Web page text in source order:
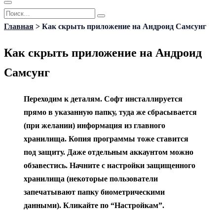
Перейти
к
Search
for:
Главная > Как скрыть приложение на Андроид Самсунг
Как скрыть приложение на Андроид
Самсунг
Переходим к деталям. Софт инсталлируется
прямо в указанную папку, туда же сбрасывается
(при желании) информация из главного
хранилища. Копия программы тоже ставится
под защиту. Даже отдельным аккаунтом можно
обзавестись. Начните с настройки защищенного
хранилища (некоторые пользователи
запечатывают папку биометрическими
данными). Кликайте по “Настройкам”.